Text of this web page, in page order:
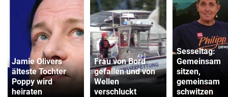
Jamie Olivers
älteste Tochter
Poppy wird
heiraten
Frau von Bord
gefallen und von
Wellen
verschluckt
Sesseltag:
Gemeinsam
sitzen,
gemeinsam
schwitzen